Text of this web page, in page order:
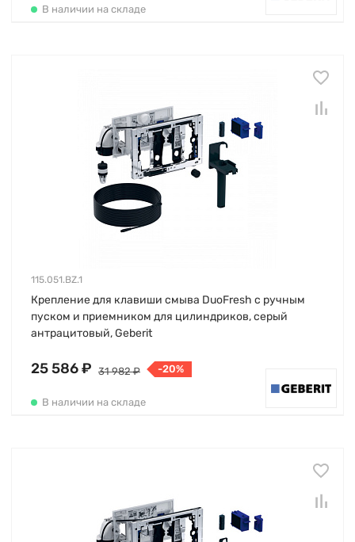
В наличии на складе
115.051.BZ.1
Крепление для клавиши смыва DuoFresh с ручным
пуском и приемником для цилиндриков, серый
антрацитовый, Geberit
25 586 ₽ 31 982 ₽ -20%
В наличии на складе